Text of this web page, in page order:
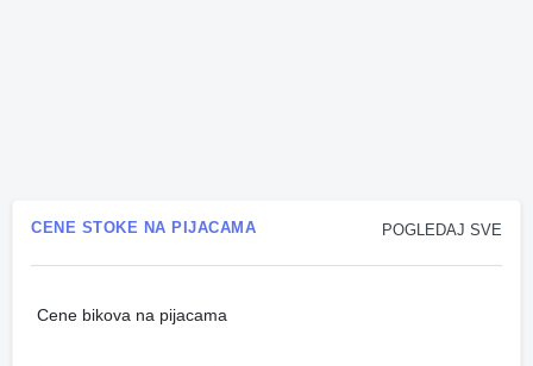
POGLEDAJ SVE
CENE STOKE NA PIJACAMA
Cene bikova na pijacama